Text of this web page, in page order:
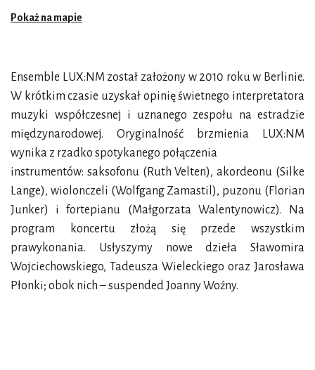
Pokaż na mapie
Ensemble LUX:NM został założony w 2010 roku w Berlinie.
W krótkim czasie uzyskał opinię świetnego interpretatora
muzyki współczesnej i uznanego zespołu na estradzie
międzynarodowej. Oryginalność brzmienia LUX:NM
wynika z rzadko spotykanego połączenia
instrumentów: saksofonu (Ruth Velten), akordeonu (Silke
Lange), wiolonczeli (Wolfgang Zamastil), puzonu (Florian
Junker) i fortepianu (Małgorzata Walentynowicz). Na
program koncertu złożą się przede wszystkim
prawykonania. Usłyszymy nowe dzieła Sławomira
Wojciechowskiego, Tadeusza Wieleckiego oraz Jarosława
Płonki; obok nich – suspended Joanny Woźny.